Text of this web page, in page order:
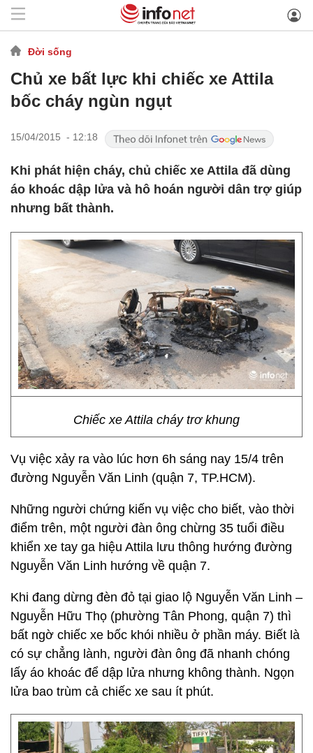
Đời sống
Chủ xe bất lực khi chiếc xe Attila
bốc cháy ngùn ngụt
15/04/2015 - 12:18
Khi phát hiện cháy, chủ chiếc xe Attila đã dùng
áo khoác dập lửa và hô hoán người dân trợ giúp
nhưng bất thành.
Chiếc xe Attila cháy trơ khung
Vụ việc xảy ra vào lúc hơn 6h sáng nay 15/4 trên
đường Nguyễn Văn Linh (quận 7, TP.HCM).
Những người chứng kiến vụ việc cho biết, vào thời
điểm trên, một người đàn ông chừng 35 tuổi điều
khiển xe tay ga hiệu Attila lưu thông hướng đường
Nguyễn Văn Linh hướng về quận 7.
Khi đang dừng đèn đỏ tại giao lộ Nguyễn Văn Linh –
Nguyễn Hữu Thọ (phường Tân Phong, quận 7) thì
bất ngờ chiếc xe bốc khói nhiều ở phần máy. Biết là
có sự chẳng lành, người đàn ông đã nhanh chóng
lấy áo khoác để dập lửa nhưng không thành. Ngọn
lửa bao trùm cả chiếc xe sau ít phút.